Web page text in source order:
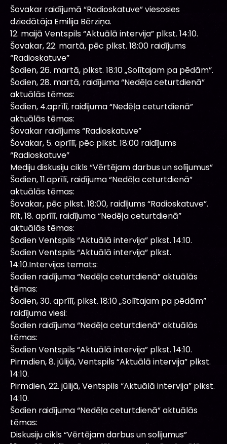
Šovakar raidījumā “Radioskatuve” viesosies
dziedātāja Emilija Bērziņa.
12. maijā Ventspils “Aktuālā intervija” plkst. 14:10.
Šovakar, 22. martā, pēc plkst. 18:00 raidījums
“Radioskatuve”
Šodien, 26. martā, plkst. 18:10 „Solītajam pa pēdām”.
Šodien, 28. martā, raidījuma “Nedēļa ceturtdienā”
aktuālās tēmas:
Šodien, 4.aprīlī, raidījuma “Nedēļa ceturtdienā”
aktuālās tēmas:
Šovakar raidījums “Radioskatuve”
Šovakar, 5. aprīlī, pēc plkst. 18:00 raidījums
“Radioskatuve”
Mediju diskusiju cikls “Vērtējam darbus un solījumus”
Šodien, 11.aprīlī, raidījuma “Nedēļa ceturtdienā”
aktuālās tēmas:
Šovakar, pēc plkst. 18:00, raidījums “Radioskatuve”.
Rīt, 18. aprīlī, raidījuma “Nedēļa ceturtdienā”
aktuālās tēmas:
Šodien Ventspils “Aktuālā intervija” plkst. 14:10.
Šodien Ventspils “Aktuālā intervija” plkst.
14:10.Intervijas temats:
Šodien raidījuma “Nedēļa ceturtdienā” aktuālās
tēmas:
Šodien, 30. aprīlī, plkst. 18:10 „Solītajam pa pēdām”
raidījuma viesi:
Šodien raidījuma “Nedēļa ceturtdienā” aktuālās
tēmas:
Šodien Ventspils “Aktuālā intervija” plkst. 14:10.
Pirmdien, 8. jūlijā, Ventspils “Aktuālā intervija” plkst.
14:10.
Pirmdien, 22. jūlijā, Ventspils “Aktuālā intervija” plkst.
14:10.
Šodien raidījuma “Nedēļa ceturtdienā” aktuālās
tēmas:
Diskusiju cikls “Vērtējam darbus un solījumus”